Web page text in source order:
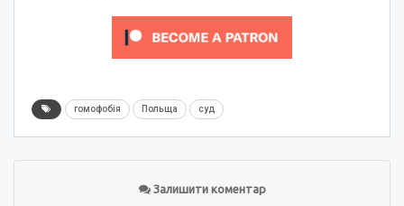
гомофобія Польща суд
Залишити коментар